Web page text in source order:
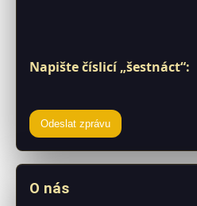
Napište číslicí „šestnáct“:
Odeslat zprávu
O nás